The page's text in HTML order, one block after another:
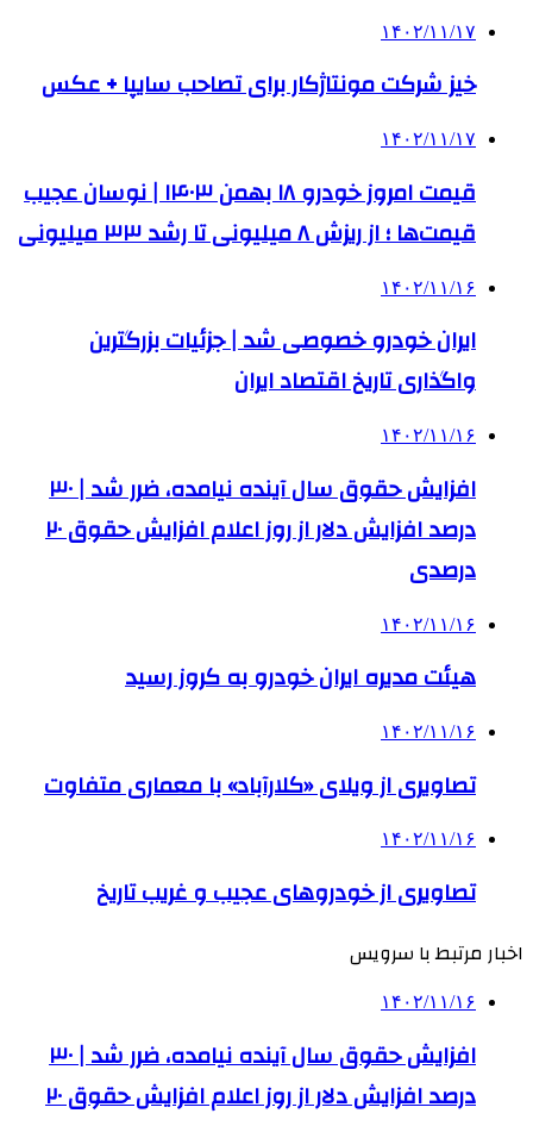
۱۴۰۲/۱۱/۱۷
خیز شرکت مونتاژکار برای تصاحب سایپا + عکس
۱۴۰۲/۱۱/۱۷
قیمت امروز خودرو ۱۸ بهمن ۱۴۰۳ | نوسان عجیب
قیمت‌ها ؛ از ریزش ۸ میلیونی تا رشد ۳۳ میلیونی
۱۴۰۲/۱۱/۱۶
ایران خودرو خصوصی شد | جزئیات بزرگترین
واگذاری تاریخ اقتصاد ایران
۱۴۰۲/۱۱/۱۶
افزایش حقوق سال آینده نیامده، ضرر شد | ۳۰
درصد افزایش دلار از روز اعلام افزایش حقوق ۲۰
درصدی
۱۴۰۲/۱۱/۱۶
هیئت مدیره ایران خودرو به کروز رسید
۱۴۰۲/۱۱/۱۶
تصاویری از ویلای «کلارآباد» با معماری متفاوت
۱۴۰۲/۱۱/۱۶
تصاویری از خودروهای عجیب و غریب تاریخ
اخبار مرتبط با سرویس
۱۴۰۲/۱۱/۱۶
افزایش حقوق سال آینده نیامده، ضرر شد | ۳۰
درصد افزایش دلار از روز اعلام افزایش حقوق ۲۰